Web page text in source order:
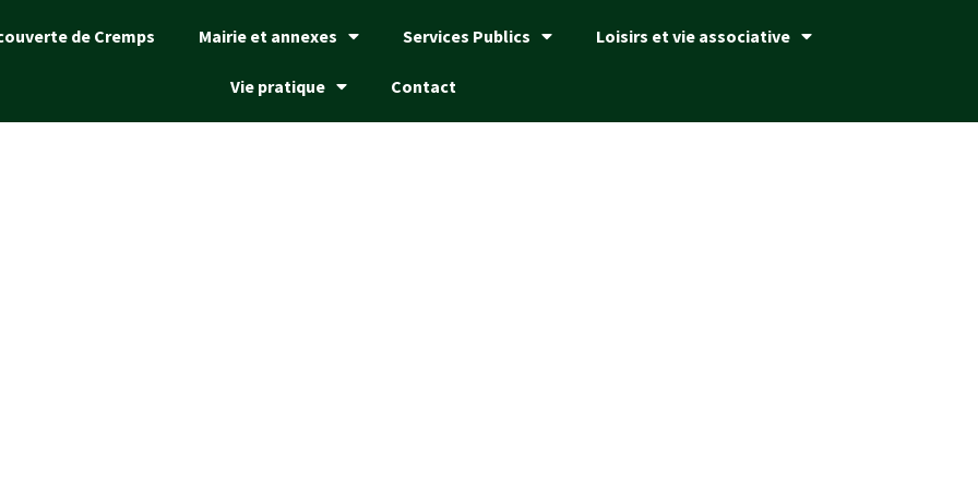
de Cremps Mairie et annexes Services Publics Loisirs et vie associative
Vie pratique Contact